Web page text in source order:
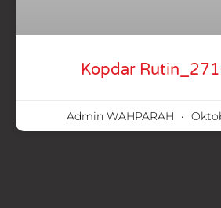
Kopdar
Admin WAHPARAH